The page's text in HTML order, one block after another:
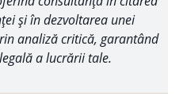
și în dezvoltarea unei
analiză critică, garantând
a lucrării tale.